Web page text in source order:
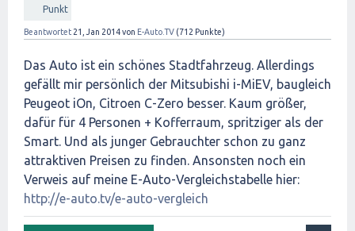
Punkt
Beantwortet 21, Jan 2014von E-Auto.TV (712 Punkte)
Das Auto ist ein schönes Stadtfahrzeug. Allerdings
gefällt mir persönlich der Mitsubishi i-MiEV, baugleich
Peugeot iOn, Citroen C-Zero besser. Kaum größer,
dafür für 4 Personen + Kofferraum, spritziger als der
Smart. Und als junger Gebrauchter schon zu ganz
attraktiven Preisen zu finden. Ansonsten noch ein
Verweis auf meine E-Auto-Vergleichstabelle hier:
http://e-auto.tv/e-auto-vergleich